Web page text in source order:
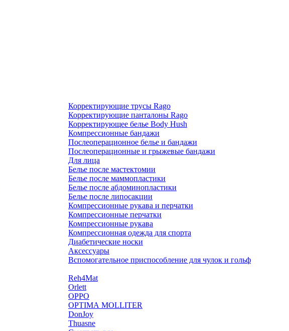
Корректирующие трусы Rago
Корректирующие панталоны Rago
Корректирующее белье Body Hush
Компрессионные бандажи
Послеоперационное белье и бандажи
Послеоперационные и грыжевые бандажи
Для лица
Белье после мастектомии
Белье после маммопластики
Белье после абдоминопластики
Белье после липосакции
Компрессионные рукава и перчатки
Компрессионные перчатки
Компрессионные рукава
Компрессионная одежда для спорта
Диабетические носки
Аксессуары
Вспомогательное приспособление для чулок и гольф
Reh4Mat
Orlett
OPPO
OPTIMA MOLLITER
DonJoy
Thuasne